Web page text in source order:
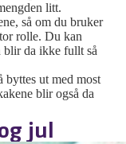
litt.
så om du bruker
rolle. Du kan
blir da ikke fullt så
byttes ut med most
blir også da
jul